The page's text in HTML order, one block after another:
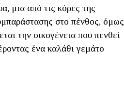
μια από τις κόρες της
στο πένθος, όμως
την οικογένεια που πενθεί
ένα καλάθι γεμάτο